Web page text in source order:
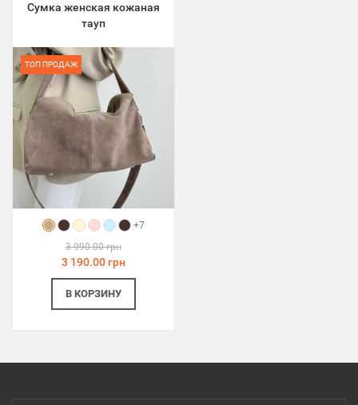
Сумка женская кожаная
тауп
ТОП ПРОДАЖ
+7
3 990.00 грн
3 190.00 грн
В КОРЗИНУ